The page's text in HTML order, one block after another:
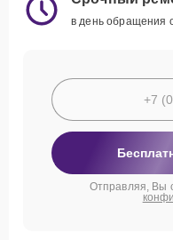
в день обращения
Отправляя, Вы